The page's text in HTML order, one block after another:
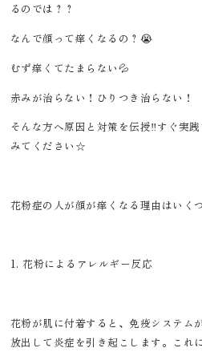
るのでは？？
なんで顔って痒くなるの？😭
むず痒くてたまらない💦
赤みが治らない！ひりつき治らない！
そんな方へ原因と対策を伝授‼️すぐ実
みてください☆
花粉症の人が顔が痒くなる理由はいく
1. 花粉によるアレルギー反応
花粉が肌に付着すると、免疫システム
放出して炎症を引き起こします。これ